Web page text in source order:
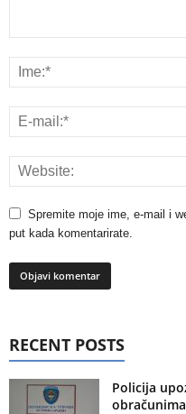
Spremite moje ime, e-mail i
put kada komentarirate.
RECENT POSTS
Policija